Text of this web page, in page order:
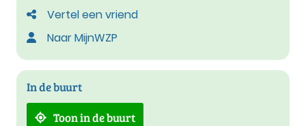
Vertel een vriend
Naar MijnWZP
In de buurt
Toon in de buurt